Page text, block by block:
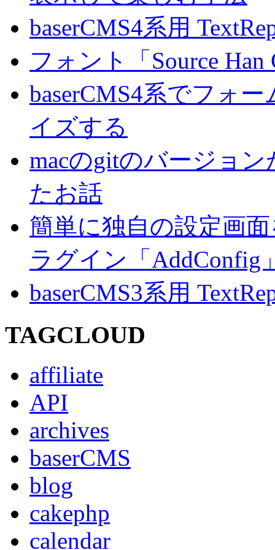
baserCMS4系用
フォント「Source
baserCMS4系でフォ
イズする
macのgitのバージョ
たお話
簡単に独自の設定画
ラグイン「AddConfig
baserCMS3系用
TAGCLOUD
affiliate
API
archives
baserCMS
blog
cakephp
calendar